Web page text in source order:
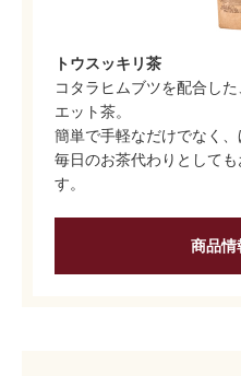
トウスッキリ茶
コタラヒムブツを配合し
エット茶。
簡単で手軽なだけでなく、
毎日のお茶代わりとして
す。
商品情